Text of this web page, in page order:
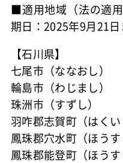
■適用地域（法の適
期日：2025年9月21日
【石川県】
七尾市（ななおし）
輪島市（わじまし）
珠洲市（すずし）
羽咋郡志賀町（はくい
鳳珠郡穴水町（ほうす
鳳珠郡能登町（ほうす